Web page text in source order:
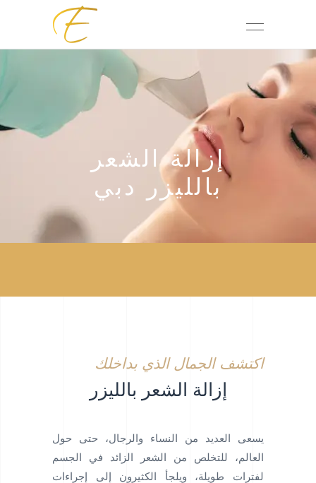
إزالة الشعر
بالليزر دبي
اكتشف الجمال الذي بداخلك
إزالة الشعر بالليزر
يسعى العديد من النساء والرجال، حتى حول
العالم، للتخلص من الشعر الزائد في الجسم
لفترات طويلة، ويلجأ الكثيرون إلى إجراءات